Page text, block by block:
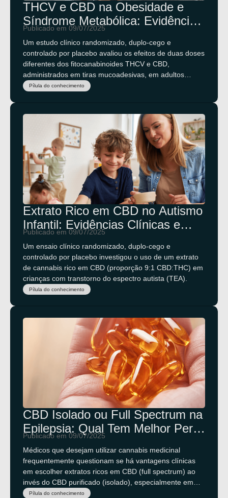
THCV e CBD na Obesidade e
Síndrome Metabólica: Evidências
Clínicas
Publicado em 09/07/2025
Um estudo clínico randomizado, duplo-cego e
controlado por placebo avaliou os efeitos de duas doses
diferentes dos fitocanabinoides THCV e CBD,
administrados em tiras mucoadesivas, em adultos
obesos com sinais iniciais de síndrome metabólica.
Pílula do conhecimento
Extrato Rico em CBD no Autismo
Infantil: Evidências Clínicas e
Segurança na Prática
Publicado em 09/07/2025
Um ensaio clínico randomizado, duplo-cego e
controlado por placebo investigou o uso de um extrato
de cannabis rico em CBD (proporção 9:1 CBD:THC) em
crianças com transtorno do espectro autista (TEA).
Pílula do conhecimento
CBD Isolado ou Full Spectrum na
Epilepsia: Qual Tem Melhor Perfil
Clínico?
Publicado em 09/07/2025
Médicos que desejam utilizar cannabis medicinal
frequentemente questionam se há vantagens clínicas
em escolher extratos ricos em CBD (full spectrum) ao
invés do CBD purificado (isolado), especialmente em
pacientes com epilepsia refratária.
Pílula do conhecimento